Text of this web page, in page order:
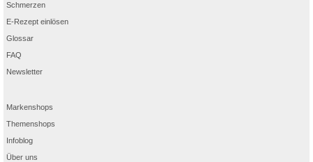
Schmerzen
E-Rezept einlösen
Glossar
FAQ
Newsletter
Markenshops
Themenshops
Infoblog
Über uns